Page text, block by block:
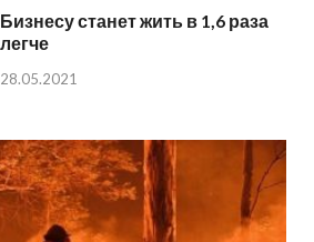
Бизнесу станет жить в 1,6 раза
легче
28.05.2021